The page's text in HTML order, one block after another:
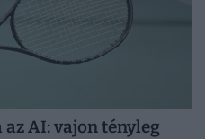
AI: vajon tényleg